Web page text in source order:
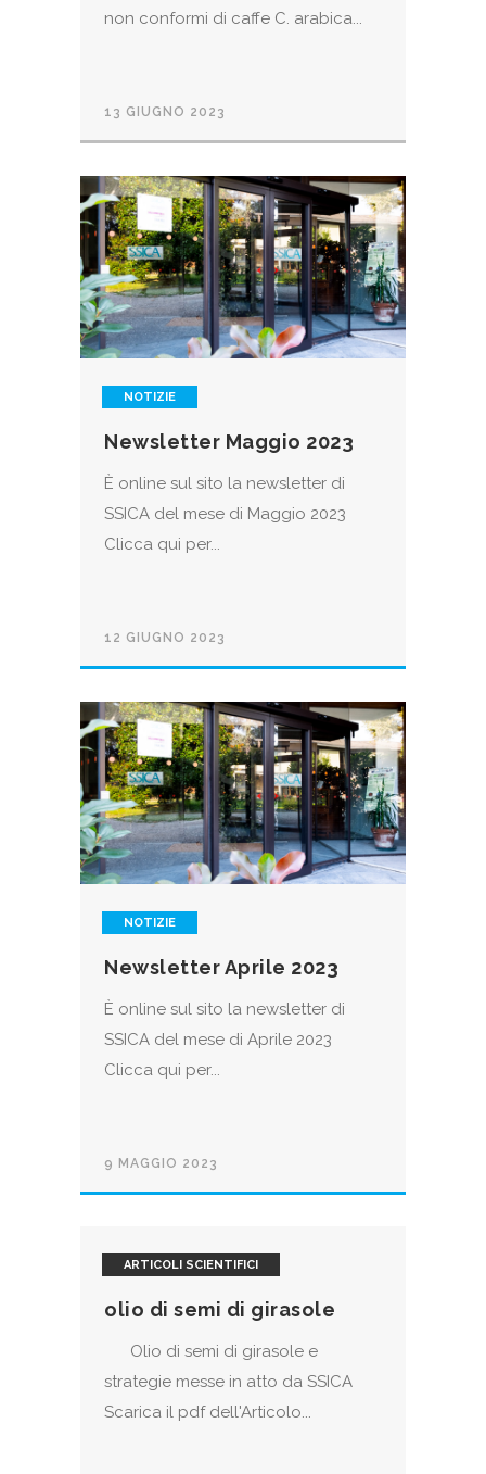
non conformi di caffe C. arabica...
13 GIUGNO 2023
NOTIZIE
Newsletter Maggio 2023
È online sul sito la newsletter di
SSICA del mese di Maggio 2023
Clicca qui per...
12 GIUGNO 2023
NOTIZIE
Newsletter Aprile 2023
È online sul sito la newsletter di
SSICA del mese di Aprile 2023
Clicca qui per...
9 MAGGIO 2023
ARTICOLI SCIENTIFICI
olio di semi di girasole
Olio di semi di girasole e
strategie messe in atto da SSICA
Scarica il pdf dell'Articolo...